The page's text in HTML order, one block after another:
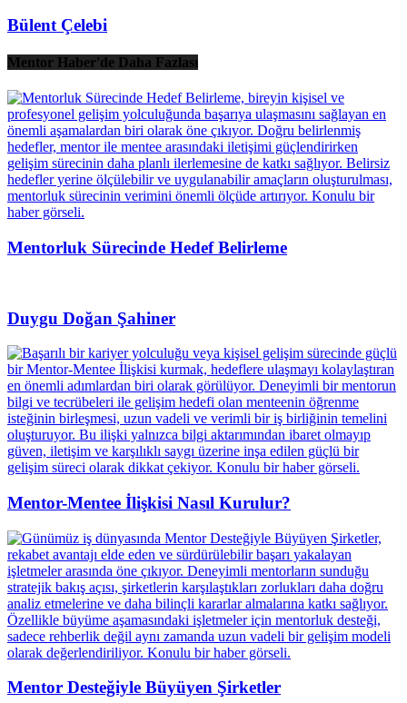
Bülent Çelebi
Mentor Haber'de Daha Fazlası
Mentorluk Sürecinde Hedef Belirleme
Duygu Doğan Şahiner
Mentor-Mentee İlişkisi Nasıl Kurulur?
Mentor Desteğiyle Büyüyen Şirketler